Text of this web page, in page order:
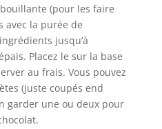
(pour les faire
avec la purée de
jusqu’à
Placez le sur la base
au frais. Vous pouvez
(juste coupés end
garder une ou deux pour